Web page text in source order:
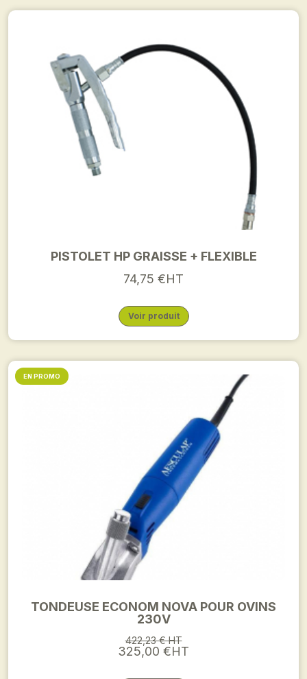
PISTOLET HP GRAISSE + FLEXIBLE
74,75 €HT
Voir produit
TONDEUSE ECONOM NOVA POUR OVINS
230V
422,23 € HT
325,00 €HT
EN PROMO